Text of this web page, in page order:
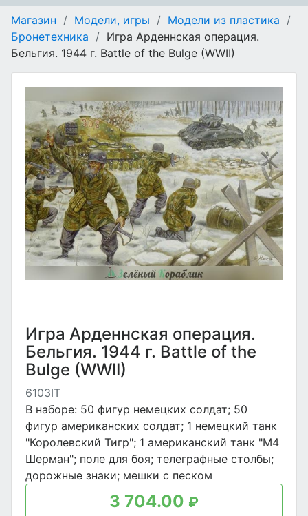
Магазин / Модели, игры / Модели из пластика /
Бронетехника / Игра Арденнская операция.
Бельгия. 1944 г. Battle of the Bulge (WWII)
Игра Арденнская операция.
Бельгия. 1944 г. Battle of the
Bulge (WWII)
6103IT
В наборе: 50 фигур немецких солдат; 50
фигур американских солдат; 1 немецкий танк
"Королевский Тигр"; 1 американский танк "M4
Шерман"; поле для боя; телеграфные столбы;
дорожные знаки; мешки с песком
3 704.00 ₽